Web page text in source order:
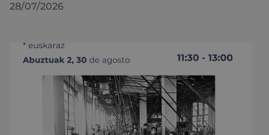
28/07/2026